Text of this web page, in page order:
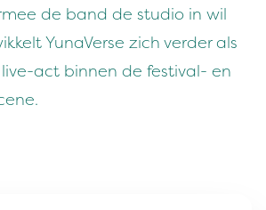
de band de studio in wil
YunaVerse zich verder als
act binnen de festival- en